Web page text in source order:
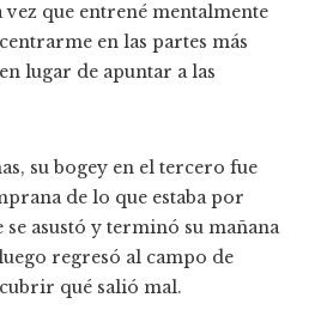
que entrené mentalmente
en las partes más
lugar de apuntar a las
su bogey en el tercero fue
de lo que estaba por
asustó y terminó su mañana
regresó al campo de
qué salió mal.